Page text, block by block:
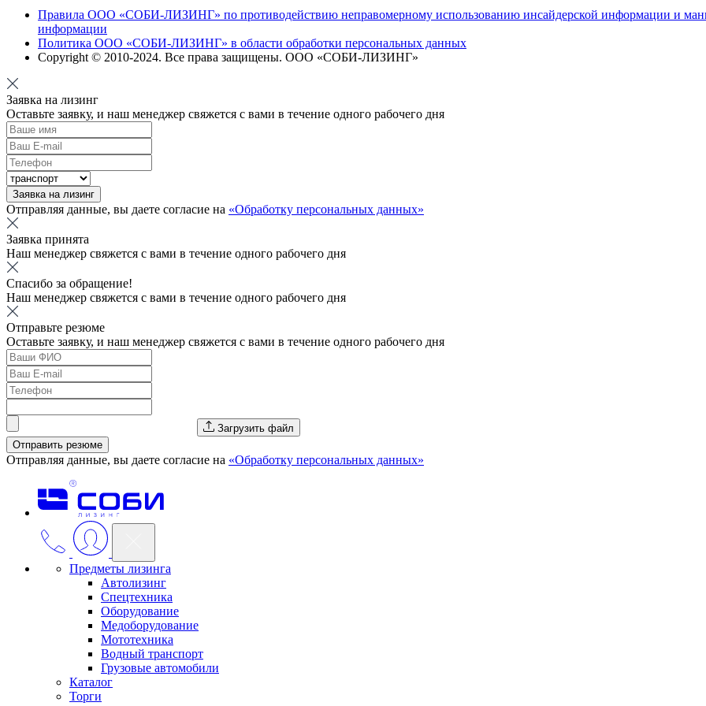
Правила ООО «СОБИ-ЛИЗИНГ» по противодействию неправомерному использованию инсайдерской информации и
информации
Политика ООО «СОБИ-ЛИЗИНГ» в области обработки персональных данных
Copyright © 2010-2024. Все права защищены. ООО «СОБИ-ЛИЗИНГ»
Заявка на лизинг
Оставьте заявку, и наш менеджер свяжется с вами в течение одного рабочего дня
Заявка на лизинг
Отправляя данные, вы даете согласие на «Обработку персональных данных»
Заявка принята
Наш менеджер свяжется с вами в течение одного рабочего дня
Спасибо за обращение!
Наш менеджер свяжется с вами в течение одного рабочего дня
Отправьте резюме
Оставьте заявку, и наш менеджер свяжется с вами в течение одного рабочего дня
Загрузить файл
Отправить резюме
Отправляя данные, вы даете согласие на «Обработку персональных данных»
Предметы лизинга
Автолизинг
Спецтехника
Оборудование
Медоборудование
Мототехника
Водный транспорт
Грузовые автомобили
Каталог
Торги